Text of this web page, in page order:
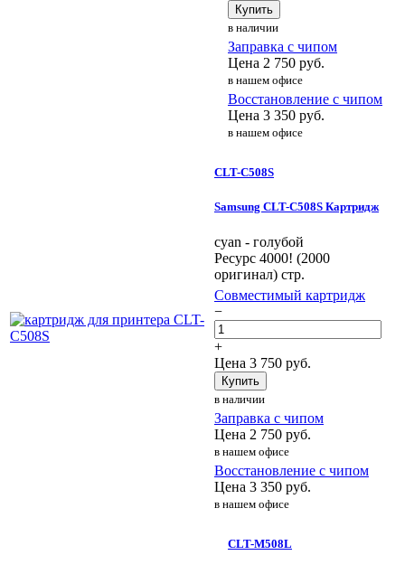
Купить
в наличии
Заправка с чипом
Цена 2 750 руб.
в нашем офисе
Восстановление с чипом
Цена 3 350 руб.
в нашем офисе
CLT-C508S
Samsung CLT-C508S Картридж
cyan - голубой
Ресурс 4000! (2000
оригинал) стр.
Совместимый картридж
−
+
Цена 3 750 руб.
Купить
в наличии
Заправка с чипом
Цена 2 750 руб.
в нашем офисе
Восстановление с чипом
Цена 3 350 руб.
в нашем офисе
CLT-M508L